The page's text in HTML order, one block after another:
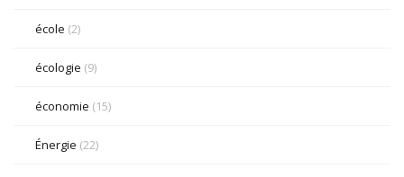
école (2)
écologie (9)
économie (15)
Énergie (22)